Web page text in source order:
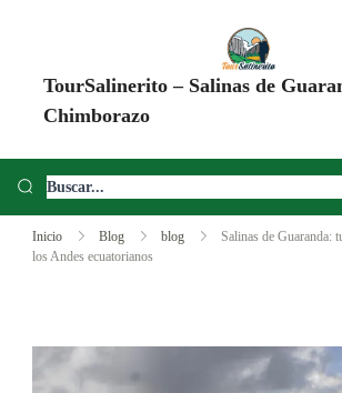
TourSalinerito – Salinas de
Chimborazo
Chimborazo, Minas de Sal, Quesera El
Inicio Blog blog
Salinas de Guaranda:
los Andes ecuatorianos